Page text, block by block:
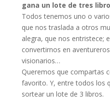
gana un lote de tres
Todos tenemos uno o
que nos traslada a otros
alegra, que nos entristece;
convertirnos en
visionarios…
Queremos que compartas
favorito. Y, entre todos los
sortear un lote de 3 libros.